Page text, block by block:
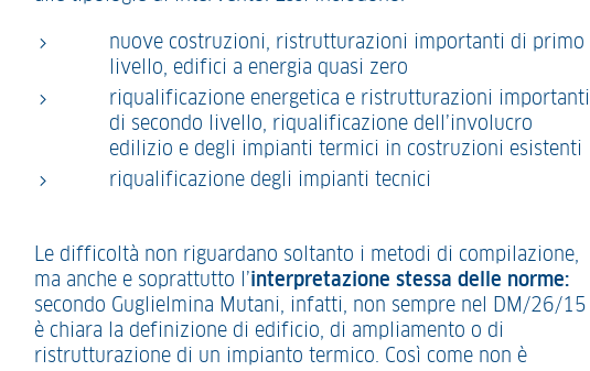
nuove costruzioni, ristrutturazioni importanti di primo
livello, edifici a energia quasi zero
riqualificazione energetica e ristrutturazioni importanti
di secondo livello, riqualificazione dell’involucro
edilizio e degli impianti termici in costruzioni esistenti
riqualificazione degli impianti tecnici
Le difficoltà non riguardano soltanto i metodi di compilazione,
ma anche e soprattutto l’interpretazione stessa delle norme:
secondo Guglielmina Mutani, infatti, non sempre nel DM/26/15
è chiara la definizione di edificio, di ampliamento o di
ristrutturazione di un impianto termico. Così come non è